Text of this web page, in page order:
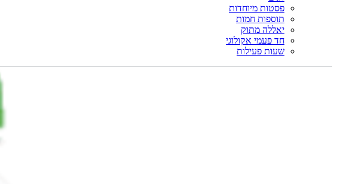
פסטות מיוחדות
תוספות חמות
יאללה מתוק
חד פעמי אקולוגי
שעות פעילות